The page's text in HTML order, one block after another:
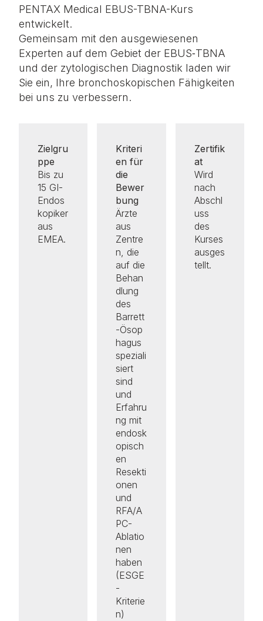
PENTAX Medical EBUS-TBNA-Kurs
entwickelt.
Gemeinsam mit den ausgewiesenen
Experten auf dem Gebiet der EBUS‑TBNA
und der zytologischen Diagnostik laden wir
Sie ein, Ihre bronchoskopischen Fähigkeiten
bei uns zu verbessern.
Zielgru
ppe
Bis zu
15 GI-
Endos
kopiker
aus
EMEA.
Kriteri
en für
die
Bewer
bung
Ärzte
aus
Zentre
n, die
auf die
Behan
dlung
des
Barrett
-Ösop
hagus
speziali
siert
sind
und
Erfahru
ng mit
endosk
opisch
en
Resekti
onen
und
RFA/A
PC-
Ablatio
nen
haben
(ESGE
-
Kriterie
n)
Zertifik
at
Wird
nach
Abschl
uss
des
Kurses
ausges
tellt.